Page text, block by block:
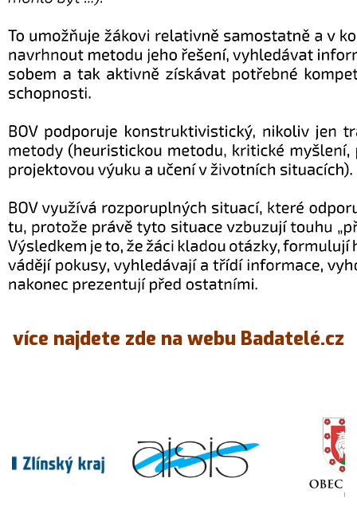
více najdete zde na webu Badatelé.cz